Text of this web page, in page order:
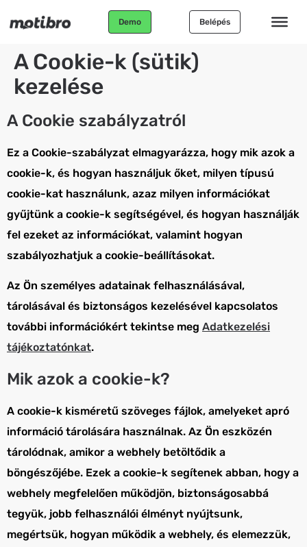
Demo Belépés
A Cookie-k (sütik)
kezelése
A Cookie szabályzatról
Ez a Cookie-szabályzat elmagyarázza, hogy mik azok a
cookie-k, és hogyan használjuk őket, milyen típusú
cookie-kat használunk, azaz milyen információkat
gyűjtünk a cookie-k segítségével, és hogyan használják
fel ezeket az információkat, valamint hogyan
szabályozhatjuk a cookie-beállításokat.
Az Ön személyes adatainak felhasználásával,
tárolásával és biztonságos kezelésével kapcsolatos
további információkért tekintse meg Adatkezelési
tájékoztatónkat.
Mik azok a cookie-k?
A cookie-k kisméretű szöveges fájlok, amelyeket apró
információ tárolására használnak. Az Ön eszközén
tárolódnak, amikor a webhely betöltődik a
böngészőjébe. Ezek a cookie-k segítenek abban, hogy a
webhely megfelelően működjön, biztonságosabbá
tegyük, jobb felhasználói élményt nyújtsunk,
megértsük, hogyan működik a webhely, és elemezzük,